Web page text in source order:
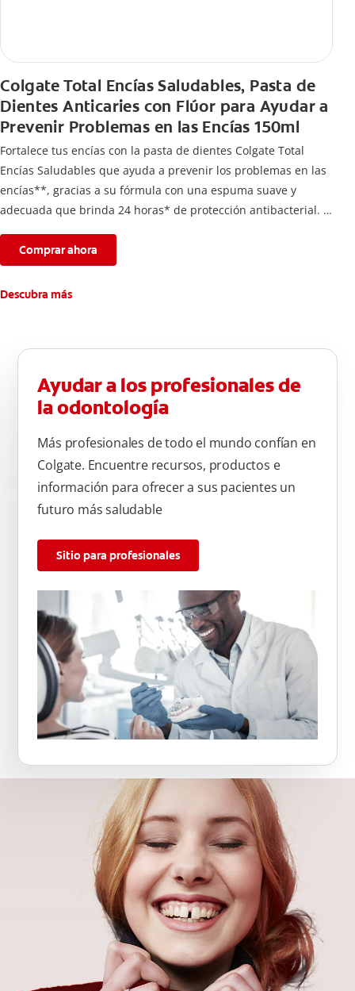
Colgate Total Encías Saludables, Pasta de
Dientes Anticaries con Flúor para Ayudar a
Prevenir Problemas en las Encías 150ml
Fortalece tus encías con la pasta de dientes Colgate Total
Encías Saludables que ayuda a prevenir los problemas en las
encías**, gracias a su fórmula con una espuma suave y
adecuada que brinda 24 horas* de protección antibacterial.
semanas.
**Causados por bacterias.
Comprar ahora
Descubra más
Ayudar a los profesionales de
la odontología
Más profesionales de todo el mundo confían en
Colgate. Encuentre recursos, productos e
información para ofrecer a sus pacientes un
futuro más saludable
Sitio para profesionales